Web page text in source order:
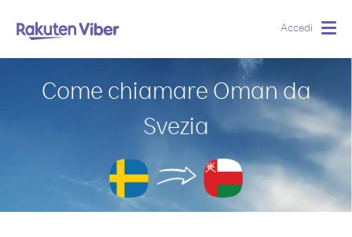
Accedi
Come chiamare Oman da
Svezia